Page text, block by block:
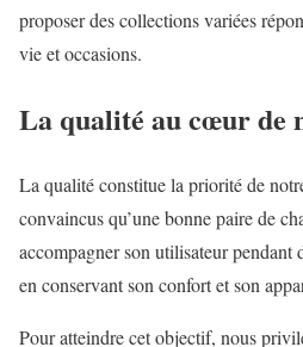
proposer des collections variées
vie et occasions.
La qualité au cœur de
La qualité constitue la priorité de
convaincus qu’une bonne paire de
accompagner son utilisateur pendant
en conservant son confort et son
Pour atteindre cet objectif, nous